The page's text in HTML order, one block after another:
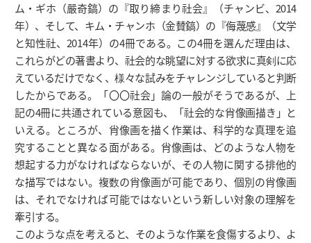
ム・ギホ（嚴奇鎬）の『取り締まり社会』（チャンビ、2014
年）、そして、キム・チャンホ（金賛鎬）の『侮蔑感』（文学
と知性社、2014年）の4冊である。この4冊を選んだ理由は、
これらがどの著書より、社会的な眺望に対する欲求に真剣に応
えているだけでなく、様々な試みをチャレンジしていると判断
したからである。「〇〇社会」論の一般がそうであるが、上
記の4冊に共通されている意図も、「社会的な肖像画描き」と
いえる。ところが、肖像画を描く作業は、科学的な真理を追
究することと異なる面がある。肖像画は、どのような人物を
想起する力がなければならないが、その人物に関する排他的
な描写ではない。複数の肖像画が可能であり、個別の肖像画
は、それでなければ可能ではないという新しい対象の理解を
牽引する。
このような点を考えると、そのような作業を食傷するより、よ